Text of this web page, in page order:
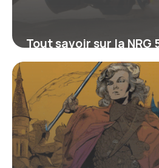
Tout savoir sur la NRG
L’incontournable de
sportive
16 juin 2026